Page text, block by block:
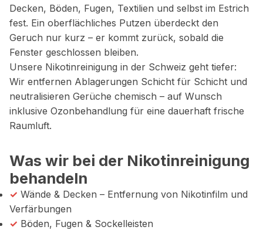
Decken, Böden, Fugen, Textilien und selbst im Estrich
fest. Ein oberflächliches Putzen überdeckt den
Geruch nur kurz – er kommt zurück, sobald die
Fenster geschlossen bleiben.
Unsere Nikotinreinigung in der Schweiz geht tiefer:
Wir entfernen Ablagerungen Schicht für Schicht und
neutralisieren Gerüche chemisch – auf Wunsch
inklusive Ozonbehandlung für eine dauerhaft frische
Raumluft.
Was wir bei der Nikotinreinigung
behandeln
✓ Wände & Decken – Entfernung von Nikotinfilm und
Verfärbungen
✓ Böden, Fugen & Sockelleisten